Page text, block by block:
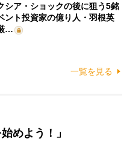
シア・ショックの後に狙う5銘
ント投資家の億り人・羽根英
…
一覧を見る
めよう！」